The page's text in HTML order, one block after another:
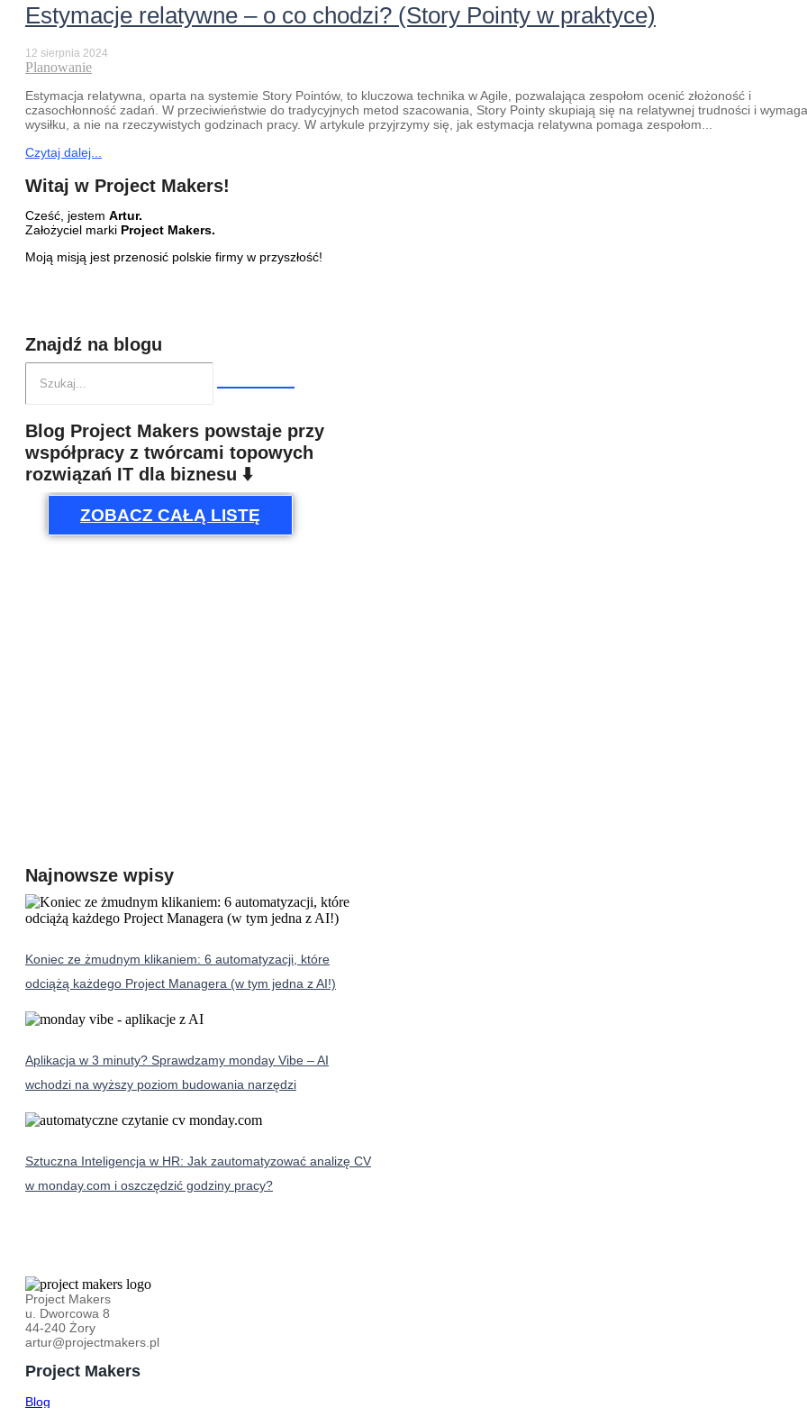
Estymacje relatywne – o co chodzi? (Story Pointy w praktyce)
12 sierpnia 2024
Planowanie
Estymacja relatywna, oparta na systemie Story Pointów, to kluczowa technika w Agile, pozwalająca zespołom ocenić złożoność i
czasochłonność zadań. W przeciwieństwie do tradycyjnych metod szacowania, Story Pointy skupiają się na relatywnej trudności i
wysiłku, a nie na rzeczywistych godzinach pracy. W artykule przyjrzymy się, jak estymacja relatywna pomaga zespołom...
Czytaj dalej...
Witaj w Project Makers!
Cześć, jestem Artur.
Założyciel marki Project Makers.
Moją misją jest przenosić polskie firmy w przyszłość!
Znajdź na blogu
Blog Project Makers powstaje przy
współpracy z twórcami topowych
rozwiązań IT dla biznesu ⬇️
ZOBACZ CAŁĄ LISTĘ
Najnowsze wpisy
Koniec ze żmudnym klikaniem: 6 automatyzacji, które
odciążą każdego Project Managera (w tym jedna z AI!)
Aplikacja w 3 minuty? Sprawdzamy monday Vibe – AI
wchodzi na wyższy poziom budowania narzędzi
Sztuczna Inteligencja w HR: Jak zautomatyzować analizę CV
w monday.com i oszczędzić godziny pracy?
Project Makers
u. Dworcowa 8
44-240 Żory
artur@projectmakers.pl
Project Makers
Blog